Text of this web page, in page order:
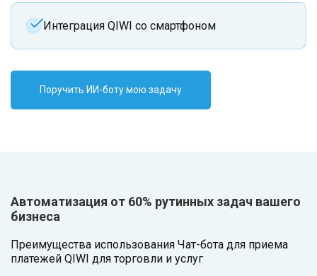
Интеграция QIWI со смартфоном
Поручить ИИ-боту мою задачу
Автоматизация от 60% рутинных задач вашего
бизнеса
Преимущества использования Чат-бота для приема
платежей QIWI для торговли и услуг